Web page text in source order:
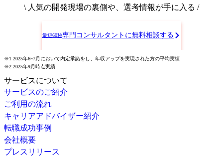
\ 人気の開発現場の裏側や、選考情報が手に入る /
最短60秒専門コンサルタントに無料相談する
※1 2025年6~7月において内定承諾をし、年収アップを実現された方の平均実績
※2 2025年9月時点実績
サービスについて
サービスのご紹介
ご利用の流れ
キャリアアドバイザー紹介
転職成功事例
会社概要
プレスリリース